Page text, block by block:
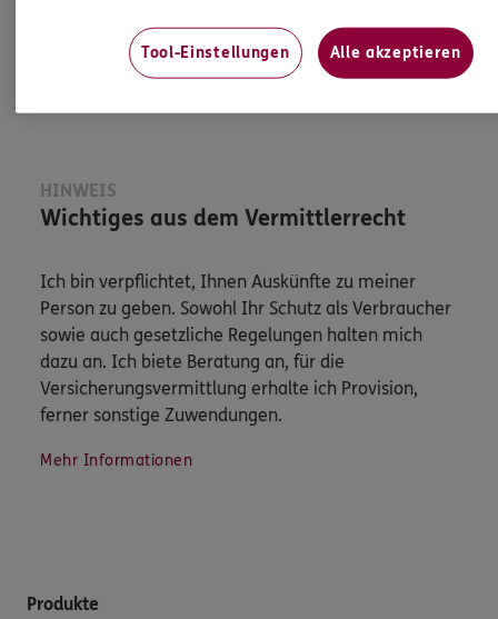
Jetzt informieren
HINWEIS
Wichtiges aus dem Vermittlerrecht
Ich bin verpflichtet, Ihnen Auskünfte zu meiner
Person zu geben. Sowohl Ihr Schutz als Verbraucher
sowie auch gesetzliche Regelungen halten mich
dazu an. Ich biete Beratung an, für die
Versicherungsvermittlung erhalte ich Provision,
ferner sonstige Zuwendungen.
Mehr Informationen
Produkte
Tool-Einstellungen Alle akzeptieren